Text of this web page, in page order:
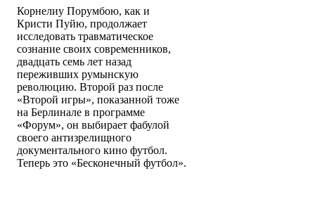
Корнелиу Порумбою, как и
Кристи Пуйю, продолжает
исследовать травматическое
сознание своих современников,
двадцать семь лет назад
переживших румынскую
революцию. Второй раз после
«Второй игры», показанной тоже
на Берлинале в программе
«Форум», он выбирает фабулой
своего антизрелищного
документального кино футбол.
Теперь это «Бесконечный футбол».